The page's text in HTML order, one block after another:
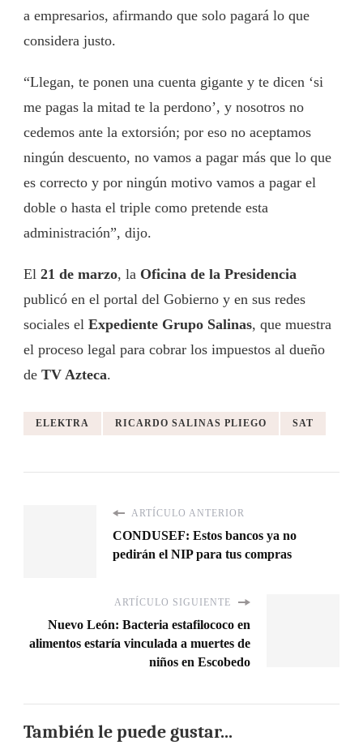
a empresarios, afirmando que solo pagará lo que
considera justo.
“Llegan, te ponen una cuenta gigante y te dicen ‘si
me pagas la mitad te la perdono’, y nosotros no
cedemos ante la extorsión; por eso no aceptamos
ningún descuento, no vamos a pagar más que lo que
es correcto y por ningún motivo vamos a pagar el
doble o hasta el triple como pretende esta
administración”, dijo.
El 21 de marzo, la Oficina de la Presidencia
publicó en el portal del Gobierno y en sus redes
sociales el Expediente Grupo Salinas, que muestra
el proceso legal para cobrar los impuestos al dueño
de TV Azteca.
ELEKTRA RICARDO SALINAS PLIEGO SAT
ARTÍCULO ANTERIOR
CONDUSEF: Estos bancos ya no
pedirán el NIP para tus compras
ARTÍCULO SIGUIENTE
Nuevo León: Bacteria estafilococo en
alimentos estaría vinculada a muertes de
niños en Escobedo
También le puede gustar...